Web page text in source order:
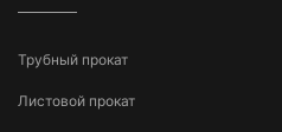
Трубный прокат
Листовой прокат